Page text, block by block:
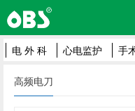
电 外 科 心电监护 手
高频电刀